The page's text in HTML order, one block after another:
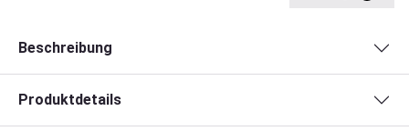
Beschreibung
Produktdetails